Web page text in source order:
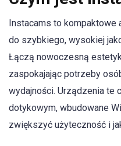
Instacams to
do szybkiego, wysokiej
Łączą nowoczesną
zaspokajając potrzeby
wydajności. Urządzenia te
dotykowym, wbudowane
zwiększyć użyteczność i